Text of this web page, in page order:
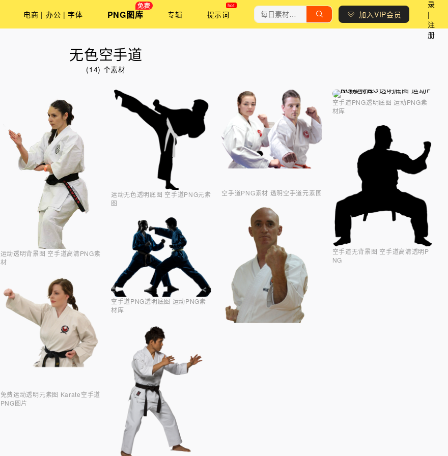
电商 | 办公 | 字体 PNG图库 专辑 提示词 加入VIP会员
录
|
注
册
无色空手道
(14) 个素材
运动透明背景图 空手道高清PNG素
材
免费运动透明元素图 Karate空手道
PNG图片
运动无色透明底图 空手道PNG元素
图
空手道PNG透明底图 运动PNG素
材库
空手道PNG素材 透明空手道元素图
空手道PNG透明底图 运动PNG素
材库
空手道无背景图 空手道高清透明P
NG